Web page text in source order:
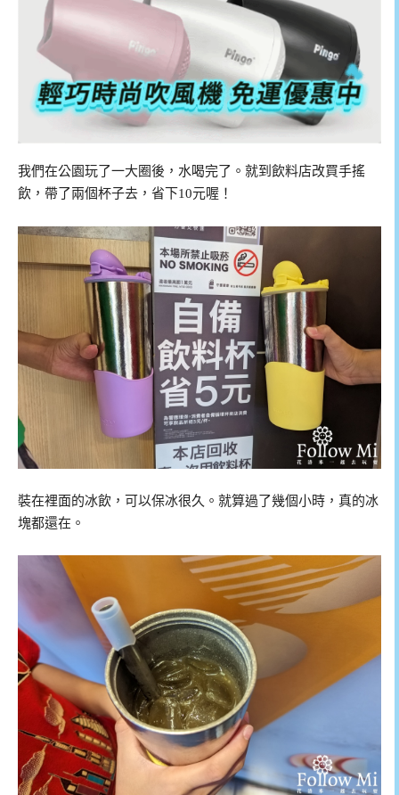
我們在公園玩了一大圈後，水喝完了。就到飲料店改買手搖
飲，帶了兩個杯子去，省下10元喔！
裝在裡面的冰飲，可以保冰很久。就算過了幾個小時，真的冰
塊都還在。